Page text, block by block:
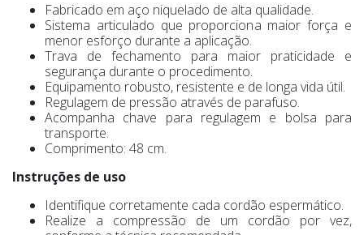
Fabricado em aço niquelado de alta qualidade.
Sistema articulado que proporciona maior força e
menor esforço durante a aplicação.
Trava de fechamento para maior praticidade e
segurança durante o procedimento.
Equipamento robusto, resistente e de longa vida útil.
Regulagem de pressão através de parafuso.
Acompanha chave para regulagem e bolsa para
transporte.
Comprimento: 48 cm.
Instruções de uso
Identifique corretamente cada cordão espermático.
Realize a compressão de um cordão por vez,